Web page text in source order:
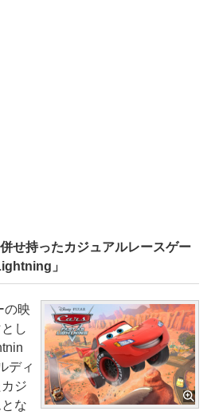
せ持ったカジュアルレースゲー
」
の映
し
ディ
ジ
な